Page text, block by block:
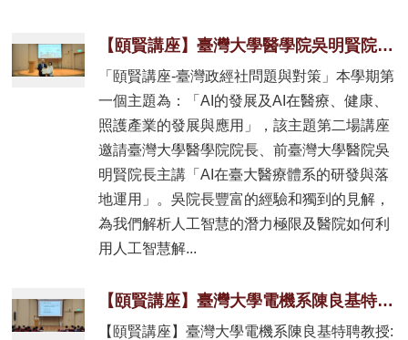
【頤賢講座】臺灣大學醫學院吳明賢院長: 「AI在臺大醫療體系的研發與落地運用」-2025.09.11
「頤賢講座-臺灣政經社問題與對策」本學期第
一個主題為：「AI的發展及AI在醫療、健康、
照護產業的發展與應用」，該主題第二場講座
邀請臺灣大學醫學院院長、前臺灣大學醫院吳
明賢院長主講「AI在臺大醫療體系的研發與落
地運用」。吳院長豐富的經驗和獨到的見解，
為我們解析人工智慧的潛力極限及醫院如何利
用人工智慧解...
【頤賢講座】臺灣大學電機系陳良基特聘教授: 「成為下一個造山者」-2025.09.04
【頤賢講座】臺灣大學電機系陳良基特聘教授: